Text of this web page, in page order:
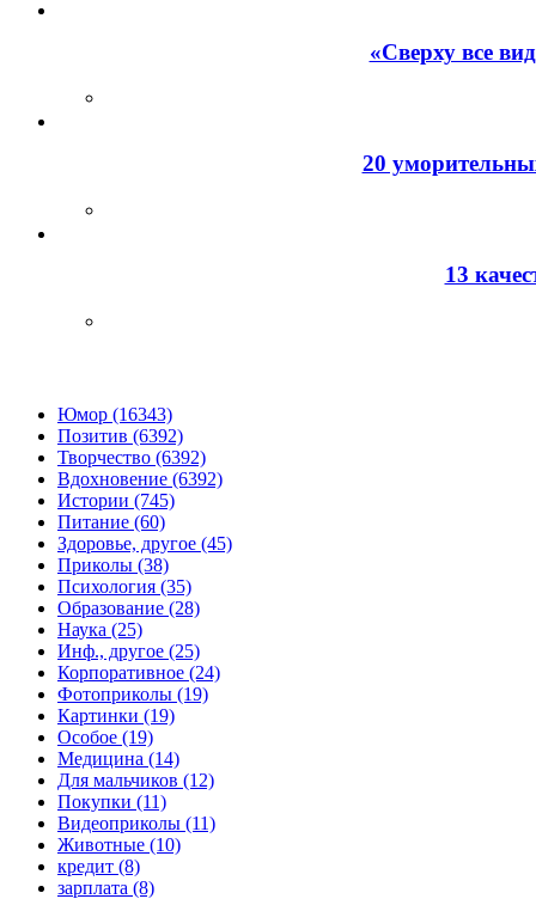
«Сверху все
20
13
Юмор (16343)
Позитив (6392)
Творчество (6392)
Вдохновение (6392)
Истории (745)
Питание (60)
Здоровье, другое (45)
Приколы (38)
Психология (35)
Образование (28)
Наука (25)
Инф., другое (25)
Корпоративное (24)
Фотоприколы (19)
Картинки (19)
Особое (19)
Медицина (14)
Для мальчиков (12)
Покупки (11)
Видеоприколы (11)
Животные (10)
кредит (8)
зарплата (8)